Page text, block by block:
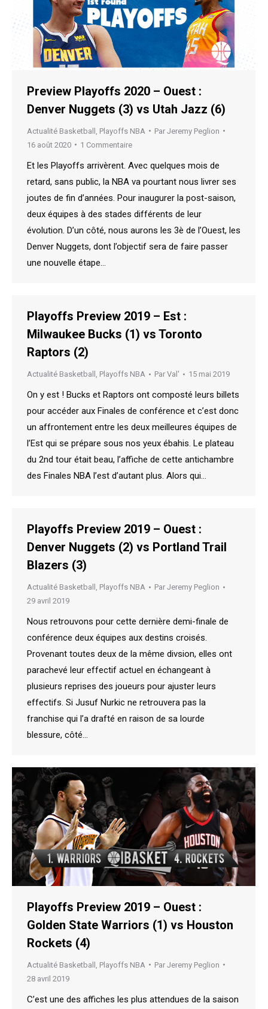
Preview Playoffs 2020 – Ouest :
Denver Nuggets (3) vs Utah Jazz (6)
Actualité Basketball Playoffs NBA Par Jeremy Peglion
16 août 2020
1 Commentaire
Et les Playoffs arrivèrent. Avec quelques mois de
retard, sans public, la NBA va pourtant nous livrer ses
joutes de fin d’années. Pour inaugurer la post-saison,
deux équipes à des stades différents de leur
évolution. D’un côté, nous aurons les 3è de l’Ouest, les
Denver Nuggets, dont l’objectif sera de faire passer
une nouvelle étape…
Playoffs Preview 2019 – Est :
Milwaukee Bucks (1) vs Toronto
Raptors (2)
Actualité Basketball , Playoffs NBA Par Val' 15 mai 2019
On y est ! Bucks et Raptors ont composté leurs billets
pour accéder aux Finales de conférence et c’est donc
un affrontement entre les deux meilleures équipes de
l’Est qui se prépare sous nos yeux ébahis. Le plateau
du 2nd tour était beau, l’affiche de cette antichambre
des Finales NBA l’est d’autant plus. Alors qui…
Playoffs Preview 2019 – Ouest :
Denver Nuggets (2) vs Portland Trail
Blazers (3)
Actualité Basketball , Playoffs NBA Par Jeremy Peglion
29 avril 2019
Nous retrouvons pour cette dernière demi-finale de
conférence deux équipes aux destins croisés.
Provenant toutes deux de la même divsion, elles ont
parachevé leur effectif actuel en échangeant à
plusieurs reprises des joueurs pour ajuster leurs
effectifs. Si Jusuf Nurkic ne retrouvera pas la
franchise qui l’a drafté en raison de sa lourde
blessure, côté…
Playoffs Preview 2019 – Ouest :
Golden State Warriors (1) vs Houston
Rockets (4)
Actualité Basketball Playoffs NBA Par Jeremy Peglion
28 avril 2019
C’est une des affiches les plus attendues de la saison